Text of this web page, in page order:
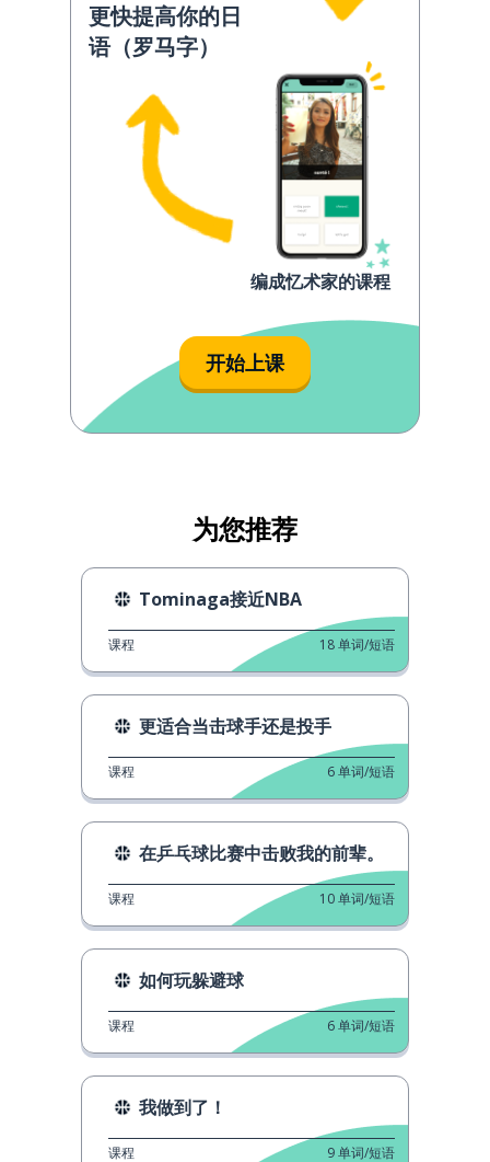
更快提高你的日
语（罗马字）
编成忆术家的课程
开始上课
为您推荐
Tominaga接近NBA
课程 18单词/短语
更适合当击球手还是投手
课程 6单词/短语
在乒乓球比赛中击败我的前辈。
课程 10单词/短语
如何玩躲避球
课程 6单词/短语
我做到了！
课程 9单词/短语